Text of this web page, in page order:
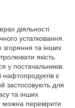
діяльності
устатковання.
згоряння та інших
якість
у постачальників.
є
застосовують для
та інших
перевірити